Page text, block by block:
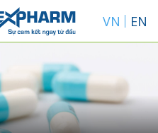
VN EN